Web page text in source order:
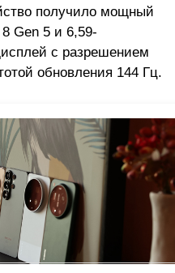
получило мощный
Gen 5 и 6,59-
с разрешением
обновления 144 Гц.